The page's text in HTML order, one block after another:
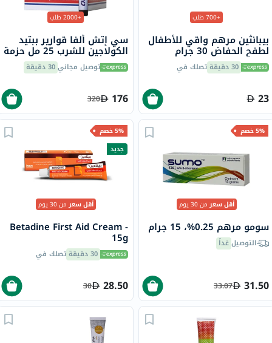
+700 طلب
بيبانثين مرهم واقي للأطفال
لطفح الحفاض 30 جرام
30 دقيقة تصلك في
23
+2000 طلب
سي إتش ألفا قوارير ببتيد
الكولاجين للشرب 25 مل حزمة
من 30 توصيل مجاني30 دقيقة
176
320
5% خصم
أقل سعرمن 30 يوم
سومو مرهم 0.25%، 15 جرام
التوصيلغداً
31.50
33.07
5% خصم
جديد
أقل سعرمن 30 يوم
Betadine First Aid Cream -
15g
30 دقيقة تصلك في
28.50
30